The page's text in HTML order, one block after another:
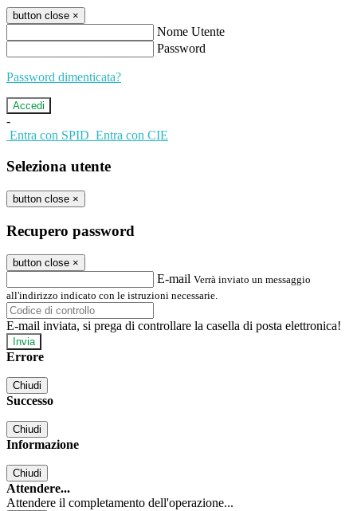
button close ×
Nome Utente
Password
Password dimenticata?
-
Entra con SPID Entra con CIE
Seleziona utente
button close ×
Recupero password
button close ×
E-mail Verrà inviato un messaggio
all'indirizzo indicato con le istruzioni necessarie.
E-mail inviata, si prega di controllare la casella di posta elettronica!
Errore
Chiudi
Successo
Chiudi
Informazione
Chiudi
Attendere...
Attendere il completamento dell'operazione...